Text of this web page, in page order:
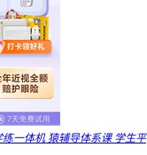
一体机 猿辅导体系课 学生平